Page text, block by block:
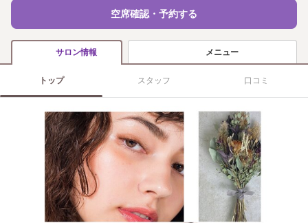
空席確認・予約する
サロン情報 メニュー
トップ スタッフ 口コミ